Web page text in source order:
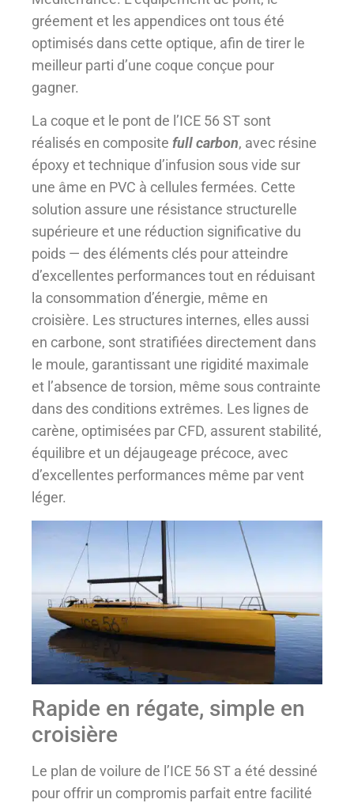
gréement et les appendices ont tous été
optimisés dans cette optique, afin de tirer le
meilleur parti d’une coque conçue pour
gagner.
La coque et le pont de l’ICE 56 ST sont
réalisés en composite full carbon, avec résine
époxy et technique d’infusion sous vide sur
une âme en PVC à cellules fermées. Cette
solution assure une résistance structurelle
supérieure et une réduction significative du
poids — des éléments clés pour atteindre
d’excellentes performances tout en réduisant
la consommation d’énergie, même en
croisière. Les structures internes, elles aussi
en carbone, sont stratifiées directement dans
le moule, garantissant une rigidité maximale
et l’absence de torsion, même sous contrainte
dans des conditions extrêmes. Les lignes de
carène, optimisées par CFD, assurent stabilité,
équilibre et un déjaugeage précoce, avec
d’excellentes performances même par vent
léger.
Rapide en régate, simple en
croisière
Le plan de voilure de l’ICE 56 ST a été dessiné
pour offrir un compromis parfait entre facilité